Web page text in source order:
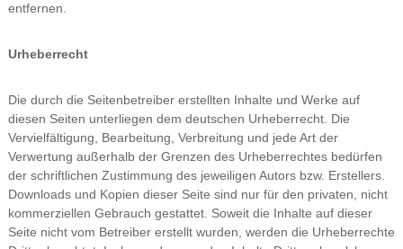
entfernen.
Urheberrecht
Die durch die Seitenbetreiber erstellten Inhalte und Werke auf
diesen Seiten unterliegen dem deutschen Urheberrecht. Die
Vervielfältigung, Bearbeitung, Verbreitung und jede Art der
Verwertung außerhalb der Grenzen des Urheberrechtes bedürfen
der schriftlichen Zustimmung des jeweiligen Autors bzw. Erstellers.
Downloads und Kopien dieser Seite sind nur für den privaten, nicht
kommerziellen Gebrauch gestattet. Soweit die Inhalte auf dieser
Seite nicht vom Betreiber erstellt wurden, werden die Urheberrechte